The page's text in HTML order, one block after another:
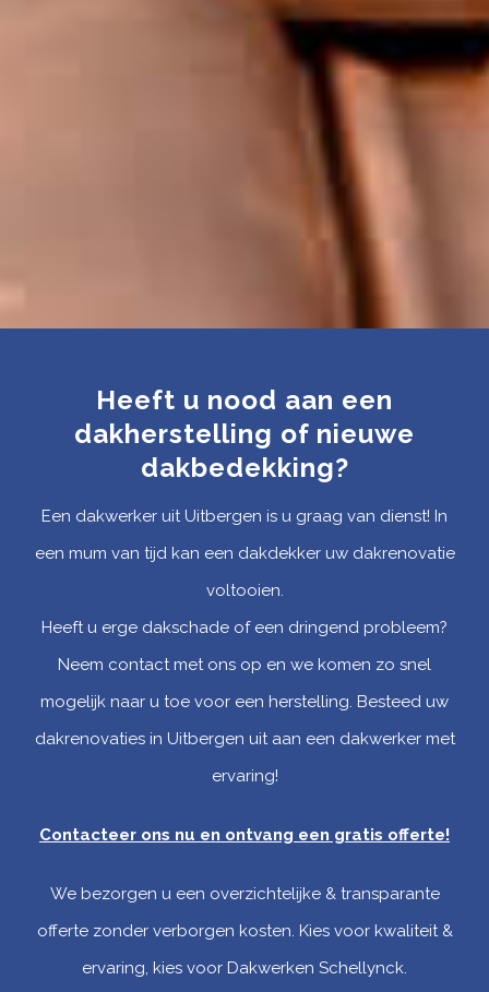
Heeft u nood aan een
dakherstelling of nieuwe
dakbedekking?
Een dakwerker uit Uitbergen is u graag van dienst! In
een mum van tijd kan een dakdekker uw dakrenovatie
voltooien.
Heeft u erge dakschade of een dringend probleem?
Neem contact met ons op en we komen zo snel
mogelijk naar u toe voor een herstelling. Besteed uw
dakrenovaties in Uitbergen uit aan een dakwerker met
ervaring!
Contacteer ons nu en ontvang een gratis offerte!
We bezorgen u een overzichtelijke & transparante
offerte zonder verborgen kosten. Kies voor kwaliteit &
ervaring, kies voor Dakwerken Schellynck.